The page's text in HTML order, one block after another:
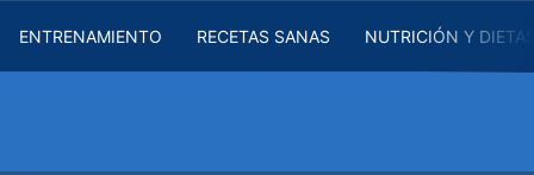
ENTRENAMIENTO RECETAS SANAS NUTRICIÓN Y